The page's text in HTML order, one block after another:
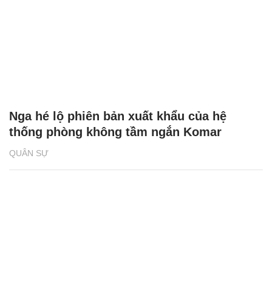
QUÂN SỰ
Nga hé lộ phiên bản xuất khẩu của hệ
thống phòng không tầm ngắn Komar